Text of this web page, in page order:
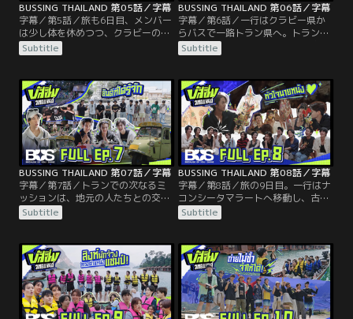
BUSSING THAILAND 第05話／字幕
字幕／第5話／旅も6日目、メンバー
は少し体を休めつつ、クラビーのホ
テルのプールで2チームに分かれて
ウォーター・チェアボールの対戦を
る12人は、作戦会議の段階から真剣
そのもの。試合が始まり、戦いは大
接戦。果たしてより多くのポイント
を獲得するのは誰？
Subtitle
BUSSING THAILAND 第06話／字幕
字幕／第6話／一行はクラビー県か
らバスで一路トラン県へ。トラン出
身のメンバー、ピームワスの実家の
レストランを全員で訪れる。親戚一
にピームワス本人だけでなくメンバ
ーも感激。食事を堪能し、店の名物
であるサラパオ作りに挑戦した後で
発表されたミッションは、トランの
路上でのゲリラバスキングだ。
Subtitle
BUSSING THAILAND 第07話／字幕
字幕／第7話／トランでの次なるミ
ッションは、地元の人たちとの交
流。4つのグループに分かれたメン
バーがトゥクトゥクに乗って町を移
たちと会話して写真を撮り、その数
を競う。ただし、BUSを知らない人
であることが条件。どこに行けば一
番効率的に色々な人に会えるのか？
それぞれのグループは作戦を立てて
街に飛び出す。
Subtitle
BUSSING THAILAND 第08話／字幕
字幕／第8話／旅の9日目。一行はナ
コンシータマラートへ移動し、古代
寺院ワット・カオクンパノムを訪れ
る。その後、今回のゲームが行われ
絵人形劇に挑戦する。それぞれの組
にBUSの楽曲が割り当てられ、曲に
あわせてストーリーを作り、人形を
操り、ナレーションをつけて上演す
るというものだ。
Subtitle